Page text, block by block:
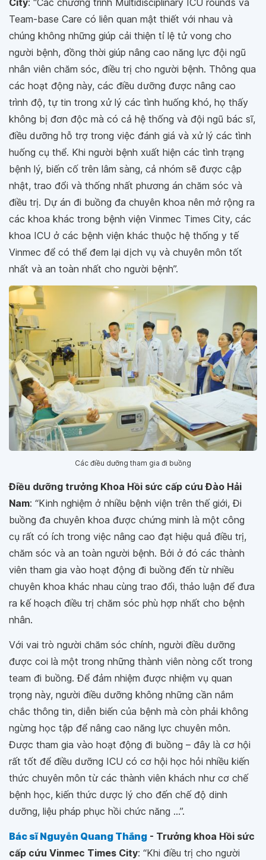
City: “Các chương trình Multidisciplinary ICU rounds và
Team-base Care có liên quan mật thiết với nhau và
chúng không những giúp cải thiện tỉ lệ tử vong cho
người bệnh, đồng thời giúp nâng cao năng lực đội ngũ
nhân viên chăm sóc, điều trị cho người bệnh. Thông qua
các hoạt động này, các điều dưỡng được nâng cao
trình độ, tự tin trong xử lý các tình huống khó, họ thấy
không bị đơn độc mà có cả hệ thống và đội ngũ bác sĩ,
điều dưỡng hỗ trợ trong việc đánh giá và xử lý các tình
huống cụ thể. Khi người bệnh xuất hiện các tình trạng
bệnh lý, biến cố trên lâm sàng, cả nhóm sẽ được cập
nhật, trao đổi và thống nhất phương án chăm sóc và
điều trị. Dự án đi buồng đa chuyên khoa nên mở rộng ra
các khoa khác trong bệnh viện Vinmec Times City, các
khoa ICU ở các bệnh viện khác thuộc hệ thống y tế
Vinmec để có thể đem lại dịch vụ và chuyên môn tốt
nhất và an toàn nhất cho người bệnh”.
Các điều dưỡng tham gia đi buồng
Điều dưỡng trưởng Khoa Hồi sức cấp cứu Đào Hải
Nam: “Kinh nghiệm ở nhiều bệnh viện trên thế giới, Đi
buồng đa chuyên khoa được chứng minh là một công
cụ rất có ích trong việc nâng cao đạt hiệu quả điều trị,
chăm sóc và an toàn người bệnh. Bởi ở đó các thành
viên tham gia vào hoạt động đi buồng đến từ nhiều
chuyên khoa khác nhau cùng trao đổi, thảo luận để đưa
ra kế hoạch điều trị chăm sóc phù hợp nhất cho bệnh
nhân.
Với vai trò người chăm sóc chính, người điều dưỡng
được coi là một trong những thành viên nòng cốt trong
team đi buồng. Để đảm nhiệm được nhiệm vụ quan
trọng này, người điều dưỡng không những cần nắm
chắc thông tin, diễn biến của bệnh mà còn phải không
ngừng học tập để nâng cao năng lực chuyên môn.
Được tham gia vào hoạt động đi buồng – đây là cơ hội
rất tốt để điều dưỡng ICU có cơ hội học hỏi nhiều kiến
thức chuyên môn từ các thành viên khách như cơ chế
bệnh học, kiến thức dược lý cho đến chế độ dinh
dưỡng, liệu pháp phục hồi chức năng ...”.
Bác sĩ Nguyễn Quang Thắng - Trưởng khoa Hồi sức
cấp cứu Vinmec Times City: “Khi điều trị cho người